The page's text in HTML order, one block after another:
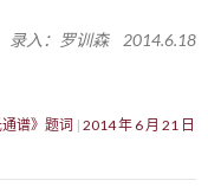
录入：罗训森 2014.6.18
谱》题词 2014 年 6 月 21 日